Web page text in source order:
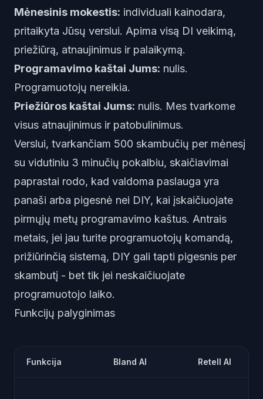
Mėnesinis mokestis: individuali kainodara,
pritaikyta Jūsų verslui. Apima visą DI veikimą,
priežiūrą, atnaujinimus ir palaikymą.
Programavimo kaštai Jums: nulis.
Programuotojų nereikia.
Priežiūros kaštai Jums: nulis. Mes tvarkome
visus atnaujinimus ir patobulinimus.
Verslui, tvarkančiam 500 skambučių per mėnesį
su vidutiniu 3 minučių pokalbiu, skaičiavimai
paprastai rodo, kad valdoma paslauga yra
panaši arba pigesnė nei DIY, kai įskaičiuojate
pirmųjų metų programavimo kaštus. Antrais
metais, jei jau turite programuotojų komandą,
prižiūrinčią sistemą, DIY gali tapti pigesnis per
skambutį - bet tik jei neskaičiuojate
programuotojo laiko.
Funkcijų palyginimas
Funkcija Bland AI Retell AI